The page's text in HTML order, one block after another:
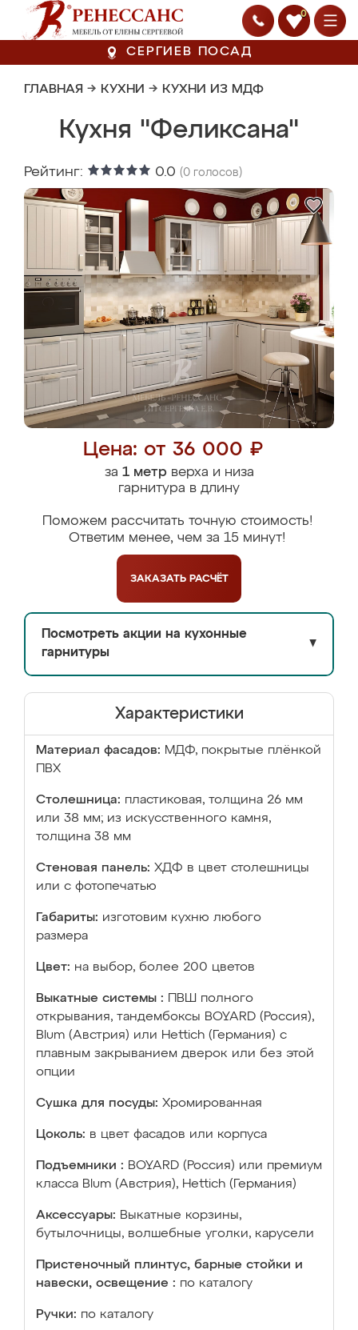
0
СЕРГИЕВ ПОСАД
ГЛАВНАЯ → КУХНИ → КУХНИ ИЗ МДФ
Кухня "Феликсана"
Рейтинг: 0.0 (0 голосов)
Цена: от 36 000 ₽
за 1 метрверха и низа
гарнитура в длину
Поможем рассчитать точную стоимость!
Ответим менее, чем за 15 минут!
ЗАКАЗАТЬ РАСЧЁТ
Посмотреть акции на кухонные
гарнитуры
▼
Характеристики
Материал фасадов: МДФ, покрытые плёнкой
ПВХ
Столешница: пластиковая, толщина 26 мм
или 38 мм; из искусственного камня,
толщина 38 мм
Стеновая панель: ХДФ в цвет столешницы
или с фотопечатью
Габариты: изготовим кухню любого
размера
Цвет: на выбор, более 200 цветов
Выкатные системы :
ПВШ полного
открывания, тандембоксы BOYARD (Россия),
Blum (Австрия) или Hettich (Германия) с
плавным закрыванием дверок или без этой
опции
Сушка для посуды: Хромированная
Цоколь: в цвет фасадов или корпуса
Подъемники : BOYARD (Россия) или премиум
класса Blum (Австрия), Hettich (Германия)
Аксессуары: Выкатные корзины,
бутылочницы, волшебные уголки, карусели
Пристеночный плинтус, барные стойки и
навески, освещение : по каталогу
Ручки: по каталогу